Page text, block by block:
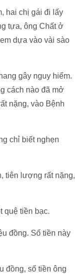
hai chị gái đi lấy
tựa, ông Chất ở
dựa vào vài sào
gây nguy hiểm.
cách nào đã mở
nặng, vào Bệnh
chỉ biết nghẹn
tiên lượng rất nặng,
quệ tiền bạc.
đồng. Số tiền này
đồng, số tiền ông